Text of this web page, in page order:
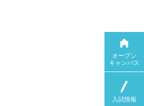
オープン
キャンパス
入試情報